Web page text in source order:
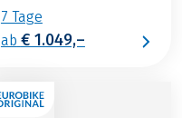
7 Tage
ab € 1.049,–